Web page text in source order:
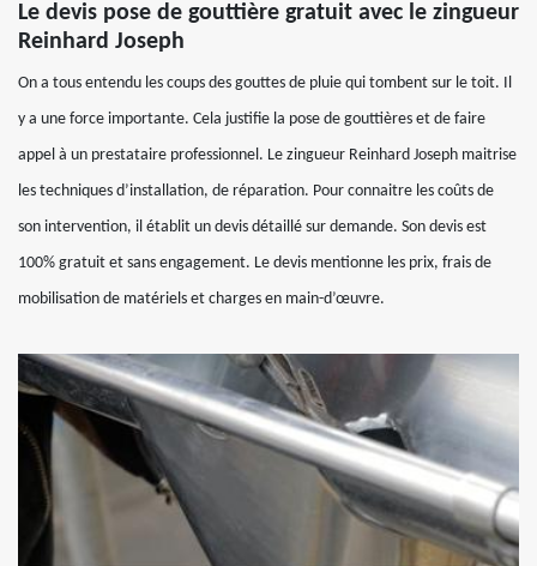
Le devis pose de gouttière gratuit avec le zingueur
Reinhard Joseph
On a tous entendu les coups des gouttes de pluie qui tombent sur le toit. Il
y a une force importante. Cela justifie la pose de gouttières et de faire
appel à un prestataire professionnel. Le zingueur Reinhard Joseph maitrise
les techniques d’installation, de réparation. Pour connaitre les coûts de
son intervention, il établit un devis détaillé sur demande. Son devis est
100% gratuit et sans engagement. Le devis mentionne les prix, frais de
mobilisation de matériels et charges en main-d’œuvre.